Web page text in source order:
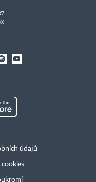
údajů
cookies